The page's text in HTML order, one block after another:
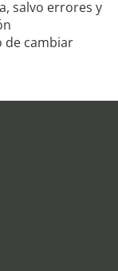
salvo errores y
de cambiar